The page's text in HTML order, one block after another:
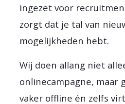
ingezet voor
zorgt dat je tal van
mogelijkheden hebt.
Wij doen allang niet
onlinecampagne, maar
vaker offline én zelfs